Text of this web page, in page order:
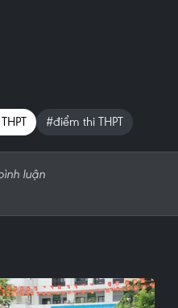
#điểm thi THPT